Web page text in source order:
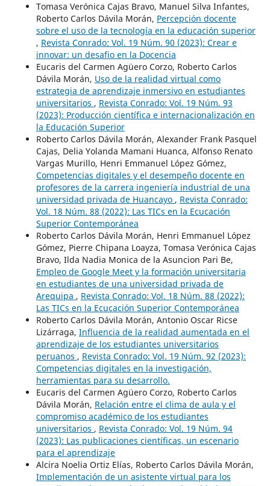
Tomasa Verónica Cajas Bravo, Manuel Silva Infantes,
Roberto Carlos Dávila Morán, Percepción docente
sobre el uso de la tecnología en la educación superior
, Revista Conrado: Vol. 19 Núm. 90 (2023): Crear e
innovar: un desafio en la Docencia
Eucaris del Carmen Agüero Corzo, Roberto Carlos
Dávila Morán, Uso de la realidad virtual como
estrategia de aprendizaje inmersivo en estudiantes
universitarios , Revista Conrado: Vol. 19 Núm. 93
(2023): Producción científica e internacionalización en
la Educación Superior
Roberto Carlos Dávila Morán, Alexander Frank Pasquel
Cajas, Delia Yolanda Mamani Huanca, Alfonso Renato
Vargas Murillo, Henri Emmanuel López Gómez,
Competencias digitales y el desempeño docente en
profesores de la carrera ingeniería industrial de una
universidad privada de Huancayo , Revista Conrado:
Vol. 18 Núm. 88 (2022): Las TICs en la Ecucación
Superior Contemporánea
Roberto Carlos Dávila Morán, Henri Emmanuel López
Gómez, Pierre Chipana Loayza, Tomasa Verónica Cajas
Bravo, Ilda Nadia Monica de la Asuncion Pari Be,
Empleo de Google Meet y la formación universitaria
en estudiantes de una universidad privada de
Arequipa , Revista Conrado: Vol. 18 Núm. 88 (2022):
Las TICs en la Ecucación Superior Contemporánea
Roberto Carlos Dávila Morán, Antonio Oscar Ricse
Lizárraga, Influencia de la realidad aumentada en el
aprendizaje de los estudiantes universitarios
peruanos , Revista Conrado: Vol. 19 Núm. 92 (2023):
Competencias digitales en la investigación,
herramientas para su desarrollo.
Eucaris del Carmen Agüero Corzo, Roberto Carlos
Dávila Morán, Relación entre el clima de aula y el
compromiso académico de los estudiantes
universitarios , Revista Conrado: Vol. 19 Núm. 94
(2023): Las publicaciones científicas, un escenario
para el aprendizaje
Alcira Noelia Ortiz Elías, Roberto Carlos Dávila Morán,
Implementación de un asistente virtual para los